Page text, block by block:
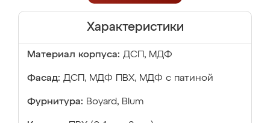
Характеристики
Материал корпуса: ДСП, МДФ
Фасад: ДСП, МДФ ПВХ, МДФ с патиной
Фурнитура: Boyard, Blum